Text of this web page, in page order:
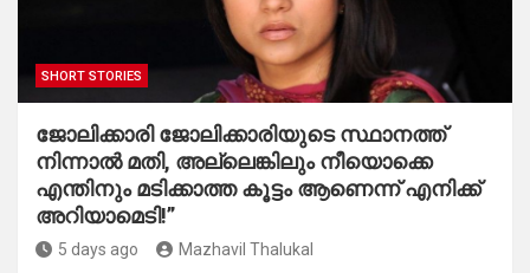
SHORT STORIES
ജോലിക്കാരി ജോലിക്കാരിയുടെ സ്ഥാനത്ത്
നിന്നാൽ മതി, അല്ലെങ്കിലും നീയൊക്കെ
എന്തിനും മടിക്കാത്ത കൂട്ടം ആണെന്ന് എനിക്ക്
അറിയാമെടി!”
5 days ago Mazhavil Thalukal